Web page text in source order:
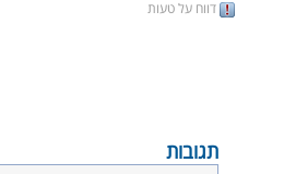
דווח על טעות
תגובות